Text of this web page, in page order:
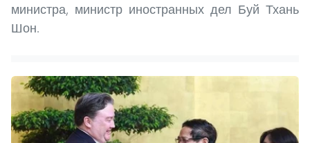
министра, министр иностранных дел Буй Тхань
Шон.